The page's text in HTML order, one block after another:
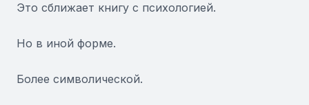
Это сближает книгу с психологией.
Но в иной форме.
Более символической.